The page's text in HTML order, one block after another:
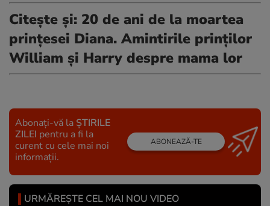
Citește și: 20 de ani de la moartea
prințesei Diana. Amintirile prinților
William și Harry despre mama lor
Abonați-vă la ȘTIRILE
ZILEI pentru a fi la
curent cu cele mai noi
informații.
ABONEAZĂ-TE
URMĂREȘTE CEL MAI NOU VIDEO